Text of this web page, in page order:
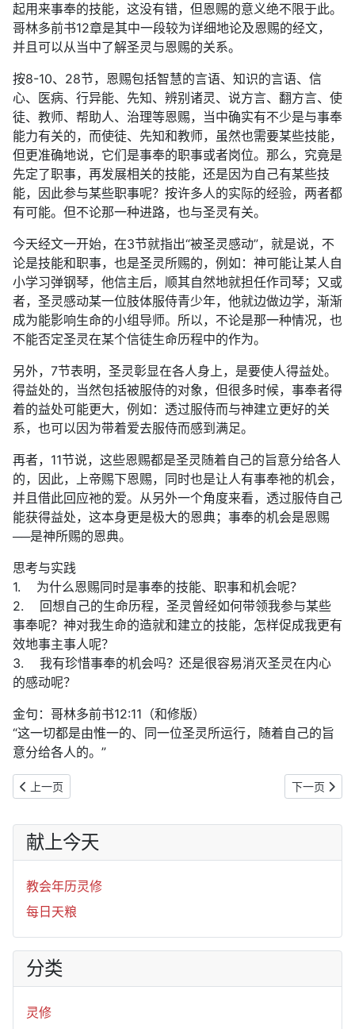
起用来事奉的技能，这没有错，但恩赐的意义绝不限于此。
哥林多前书12章是其中一段较为详细地论及恩赐的经文，
并且可以从当中了解圣灵与恩赐的关系。
按8-10、28节，恩赐包括智慧的言语、知识的言语、信
心、医病、行异能、先知、辨别诸灵、说方言、翻方言、使
徒、教师、帮助人、治理等恩赐，当中确实有不少是与事奉
能力有关的，而使徒、先知和教师，虽然也需要某些技能，
但更准确地说，它们是事奉的职事或者岗位。那么，究竟是
先定了职事，再发展相关的技能，还是因为自己有某些技
能，因此参与某些职事呢？按许多人的实际的经验，两者都
有可能。但不论那一种进路，也与圣灵有关。
今天经文一开始，在3节就指出“被圣灵感动”，就是说，不
论是技能和职事，也是圣灵所赐的，例如：神可能让某人自
小学习弹钢琴，他信主后，顺其自然地就担任作司琴；又或
者，圣灵感动某一位肢体服侍青少年，他就边做边学，渐渐
成为能影响生命的小组导师。所以，不论是那一种情况，也
不能否定圣灵在某个信徒生命历程中的作为。
另外，7节表明，圣灵彰显在各人身上，是要使人得益处。
得益处的，当然包括被服侍的对象，但很多时候，事奉者得
着的益处可能更大，例如：透过服侍而与神建立更好的关
系，也可以因为带着爱去服侍而感到满足。
再者，11节说，这些恩赐都是圣灵随着自己的旨意分给各人
的，因此，上帝赐下恩赐，同时也是让人有事奉祂的机会，
并且借此回应祂的爱。从另外一个角度来看，透过服侍自己
能获得益处，这本身更是极大的恩典；事奉的机会是恩赐
──是神所赐的恩典。
思考与实践
1. 为什么恩赐同时是事奉的技能、职事和机会呢？
2. 回想自己的生命历程，圣灵曾经如何带领我参与某些
事奉呢？神对我生命的造就和建立的技能，怎样促成我更有
效地事主事人呢？
3. 我有珍惜事奉的机会吗？还是很容易消灭圣灵在内心
的感动呢？
金句：哥林多前书12:11（和修版）
“这一切都是由惟一的、同一位圣灵所运行，随着自己的旨
意分给各人的。”
上一篇文章: 五旬期｜2026年5月22日：活水的泉源
上一页 下一篇文章:
下一页
献上今天
教会年历灵修
每日天粮
分类
灵修